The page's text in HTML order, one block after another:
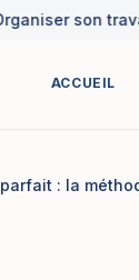
son
ACCUEIL
: la